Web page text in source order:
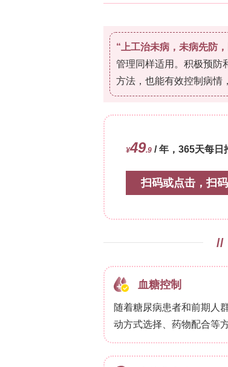
AATCC 100平板计数法与改
aureus ATCC 6538P)和铜绿
性；PBS中测活性物质体外释
3.1 SEM Micrographs and
瑰果纳米纤维膜的SEM显微照
SEM显示纯Raw-NA纳米纤维(
0.5RoHi珠减少、直径增至
珠增多(颗粒扰动射流引发
分颗粒团聚致局部射流不稳)；
流拉伸)。表明天然粉末添加剂
3.2 FTIR Spectrum of RoHi-
(C–O)具特征峰；聚合物
峰。随RoHi增加，C=O峰微移
(物理相互作用)，无新共价键生
3.3 Contact Angle